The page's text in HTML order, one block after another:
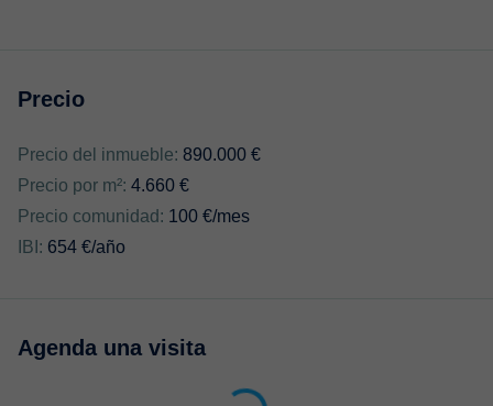
Precio
Precio del inmueble: 890.000 €
Precio por m²: 4.660 €
Precio comunidad: 100 €/mes
IBI: 654 €/año
Agenda una visita